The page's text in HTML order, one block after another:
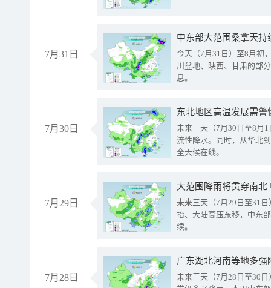
7月31日
中东部大范围桑拿天
今天（7月31日）至8月初
川盆地、陕西、甘肃的部
息。
7月30日
东北地区高温发展需
未来三天（7月30日至8月
流性降水。同时，从华北
全天候在线。
7月29日
大范围降雨将贯穿南
未来三天（7月29日至31
抬、大陆高压东移，中东
续。
7月28日
广东湖北河南等地多
未来三天（7月28日至30